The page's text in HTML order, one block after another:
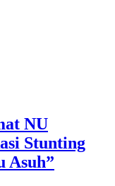
NU
Stunting
Asuh”